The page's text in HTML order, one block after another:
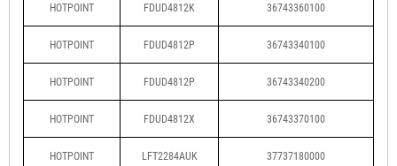
HOTPOINT FDUD4812K 36743360100
HOTPOINT FDUD4812P 36743340100
HOTPOINT FDUD4812P 36743340200
HOTPOINT FDUD4812X 36743370100
HOTPOINT LFT2284AUK 37737180000